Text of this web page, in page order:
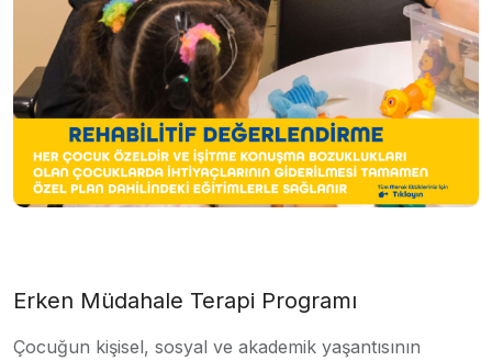
Erken Müdahale Terapi Programı
Çocuğun kişisel, sosyal ve akademik yaşantısının